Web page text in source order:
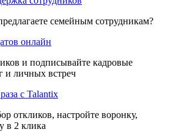
семейным сотрудникам?
онлайн
и подписывайте кадровые
и личных встреч
с Talantix
откликов, настройте воронку,
в 2 клика